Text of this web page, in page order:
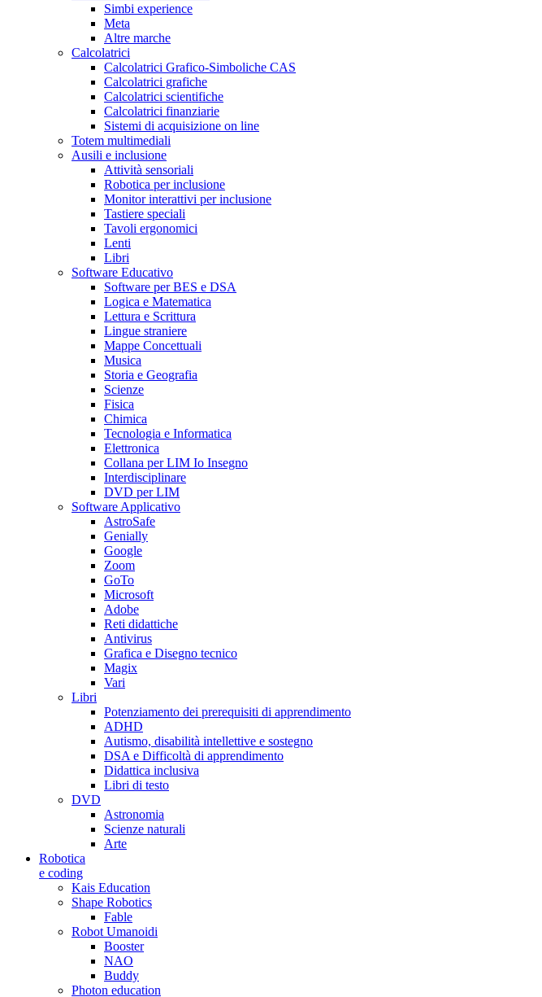
Simbi experience
Meta
Altre marche
Calcolatrici
Calcolatrici Grafico-Simboliche CAS
Calcolatrici grafiche
Calcolatrici scientifiche
Calcolatrici finanziarie
Sistemi di acquisizione on line
Totem multimediali
Ausili e inclusione
Attività sensoriali
Robotica per inclusione
Monitor interattivi per inclusione
Tastiere speciali
Tavoli ergonomici
Lenti
Libri
Software Educativo
Software per BES e DSA
Logica e Matematica
Lettura e Scrittura
Lingue straniere
Mappe Concettuali
Musica
Storia e Geografia
Scienze
Fisica
Chimica
Tecnologia e Informatica
Elettronica
Collana per LIM Io Insegno
Interdisciplinare
DVD per LIM
Software Applicativo
AstroSafe
Genially
Google
Zoom
GoTo
Microsoft
Adobe
Reti didattiche
Antivirus
Grafica e Disegno tecnico
Magix
Vari
Libri
Potenziamento dei prerequisiti di apprendimento
ADHD
Autismo, disabilità intellettive e sostegno
DSA e Difficoltà di apprendimento
Didattica inclusiva
Libri di testo
DVD
Astronomia
Scienze naturali
Arte
Robotica
e coding
Kais Education
Shape Robotics
Fable
Robot Umanoidi
Booster
NAO
Buddy
Photon education